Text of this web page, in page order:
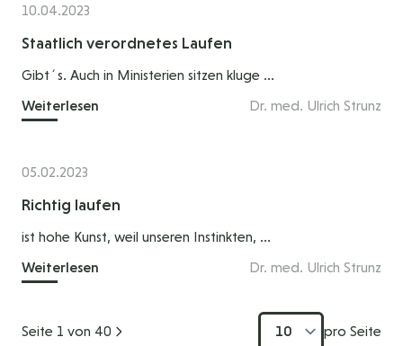
10.04.2023
Staatlich verordnetes Laufen
Gibt´s. Auch in Ministerien sitzen kluge ...
Weiterlesen
Dr. med. Ulrich Strunz
05.02.2023
Richtig laufen
ist hohe Kunst, weil unseren Instinkten, ...
Weiterlesen
Dr. med. Ulrich Strunz
Seite 1 von 40 pro Seite